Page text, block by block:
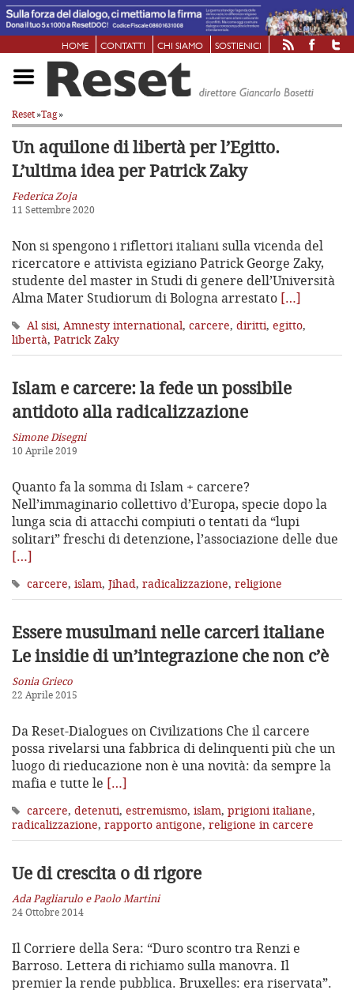
HOME CONTATTI CHI SIAMO SOSTIENICI
Reset»Tag»
Un aquilone di libertà per l’Egitto.
L’ultima idea per Patrick Zaky
Federica Zoja
11 Settembre 2020
Non si spengono i riflettori italiani sulla vicenda del
ricercatore e attivista egiziano Patrick George Zaky,
studente del master in Studi di genere dell’Università
Alma Mater Studiorum di Bologna arrestato […]
Al sisi, Amnesty international, carcere, diritti, egitto,
libertà, Patrick Zaky
Islam e carcere: la fede un possibile
antidoto alla radicalizzazione
Simone Disegni
10 Aprile 2019
Quanto fa la somma di Islam + carcere?
Nell’immaginario collettivo d’Europa, specie dopo la
lunga scia di attacchi compiuti o tentati da “lupi
solitari” freschi di detenzione, l’associazione delle due
[…]
carcere, islam, Jihad, radicalizzazione, religione
Essere musulmani nelle carceri italiane
Le insidie di un’integrazione che non c’è
Sonia Grieco
22 Aprile 2015
Da Reset-Dialogues on Civilizations Che il carcere
possa rivelarsi una fabbrica di delinquenti più che un
luogo di rieducazione non è una novità: da sempre la
mafia e tutte le […]
carcere, detenuti, estremismo, islam, prigioni italiane,
radicalizzazione, rapporto antigone, religione in carcere
Ue di crescita o di rigore
Ada Pagliarulo e Paolo Martini
24 Ottobre 2014
Il Corriere della Sera: “Duro scontro tra Renzi e
Barroso. Lettera di richiamo sulla manovra. Il
premier la rende pubblica. Bruxelles: era riservata”.